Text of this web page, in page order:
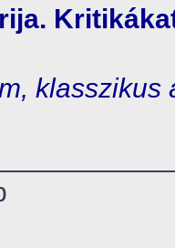
klasszikus